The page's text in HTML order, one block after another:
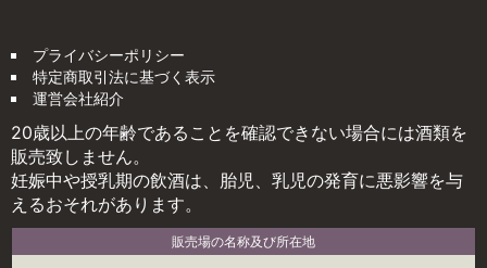
プライバシーポリシー
特定商取引法に基づく表示
運営会社紹介
20歳以上の年齢であることを確認できない場合には酒類を
販売致しません。
妊娠中や授乳期の飲酒は、胎児、乳児の発育に悪影響を与
えるおそれがあります。
販売場の名称及び所在地